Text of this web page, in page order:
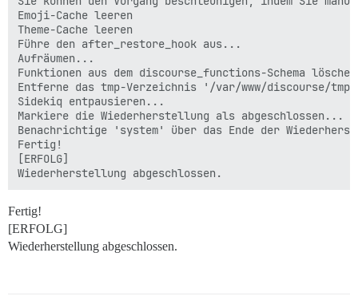
Emoji-Cache leeren
Theme-Cache leeren
Führe den after_restore_hook aus...
Aufräumen...
Funktionen aus dem discourse_functions-Schema
Entferne das tmp-Verzeichnis '/var/www/discourse/
Sidekiq entpausieren...
Markiere die Wiederherstellung als abgeschlossen...
Benachrichtige 'system' über das Ende der
Fertig!
[ERFOLG]
Fertig!
[ERFOLG]
Wiederherstellung abgeschlossen.